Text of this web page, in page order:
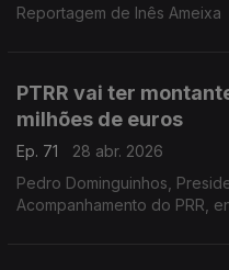
Reportagem de Inês Ameixa
PTRR vai ter
milhões de euros
Ep. 71
28 abr. 2026
Pedro Dominguinhos,
Acompanhamento do PRR,